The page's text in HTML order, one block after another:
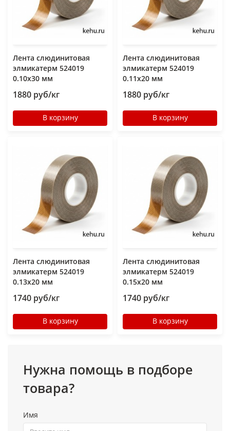
Лента слюдинитовая
элмикатерм 524019
0.10х30 мм
1880 руб/кг
В корзину
Лента слюдинитовая
элмикатерм 524019
0.11х20 мм
1880 руб/кг
В корзину
Лента слюдинитовая
элмикатерм 524019
0.13х20 мм
1740 руб/кг
В корзину
Лента слюдинитовая
элмикатерм 524019
0.15х20 мм
1740 руб/кг
В корзину
Нужна помощь в подборе
товара?
Имя